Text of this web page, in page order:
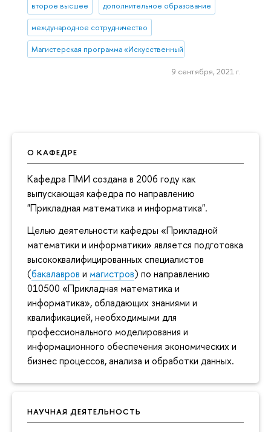
О КАФЕДРЕ
Кафедра ПМИ создана в 2006 году как
выпускающая кафедра по направлению
"Прикладная математика и информатика".
Целью деятельности кафедры «Прикладной
математики и информатики» является подготовка
высококвалифицированных специалистов
(бакалавров и магистров) по направлению
010500 «Прикладная математика и
информатика», обладающих знаниями и
квалификацией, необходимыми для
профессионального моделирования и
информационного обеспечения экономических и
бизнес процессов, анализа и обработки данных.
НАУЧНАЯ ДЕЯТЕЛЬНОСТЬ
второе высшее дополнительное образование
международное сотрудничество
Магистерская программа «Искусственный интеллект и
9 сентября, 2021 г.